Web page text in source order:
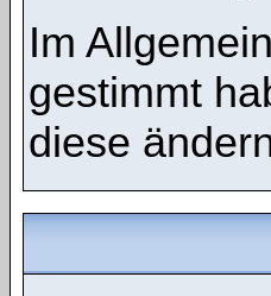
Im
gestimmt
diese